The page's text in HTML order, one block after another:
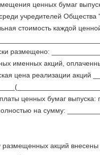
ценных бумаг
учредителей Общества
стоимость каждой
размещено:
именных акций,
цена реализации акций
ценных бумаг выпуска:
на сумму:
размещенных акций